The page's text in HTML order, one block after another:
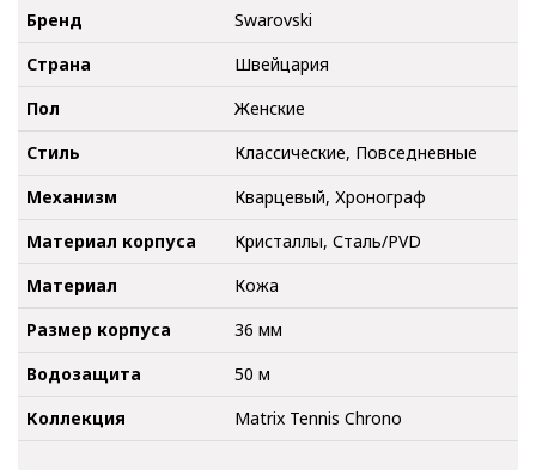
Бренд
Swarovski
Страна
Швейцария
Пол
Женские
Стиль
Классические, Повседневные
Механизм
Кварцевый, Хронограф
Материал корпуса
Кристаллы, Сталь/PVD
Материал
Кожа
Размер корпуса
36 мм
Водозащита
50 м
Коллекция
Matrix Tennis Chrono